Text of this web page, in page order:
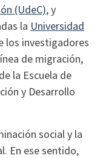
(UdeC), y
la Universidad
los investigadores
de migración,
la Escuela de
y Desarrollo
social y la
En ese sentido,